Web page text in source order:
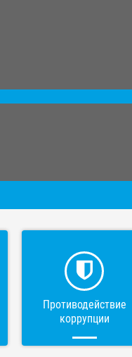
Противодействие
коррупции